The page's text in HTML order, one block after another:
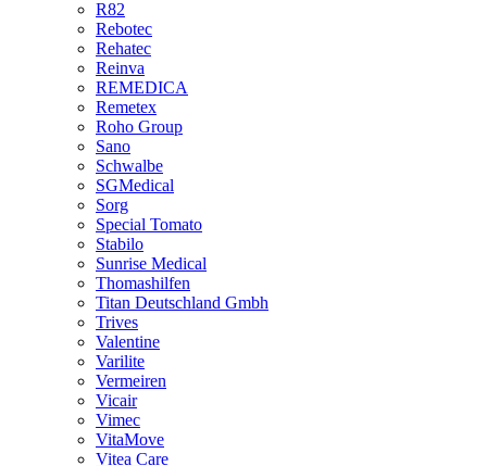
R82
Rebotec
Rehatec
Reinva
REMEDICA
Remetex
Roho Group
Sano
Schwalbe
SGMedical
Sorg
Special Tomato
Stabilo
Sunrise Medical
Thomashilfen
Titan Deutschland Gmbh
Trives
Valentine
Varilite
Vermeiren
Vicair
Vimec
VitaMove
Vitea Care